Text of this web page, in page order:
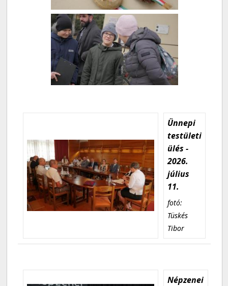
Ünnepi
testületi
ülés -
2026.
július
11.
fotó:
Tüskés
Tibor
Népzenei